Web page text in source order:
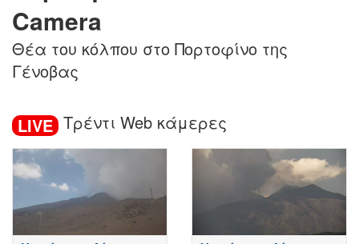
Camera
Θέα του κόλπου στο Πορτοφίνο της
Γένοβας
LIVE Τρέντι Web κάμερες